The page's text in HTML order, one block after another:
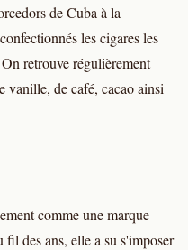
de Cuba à la
les cigares les
retrouve régulièrement
vanille, de café, cacao ainsi
comme une marque
des ans, elle a su s'imposer